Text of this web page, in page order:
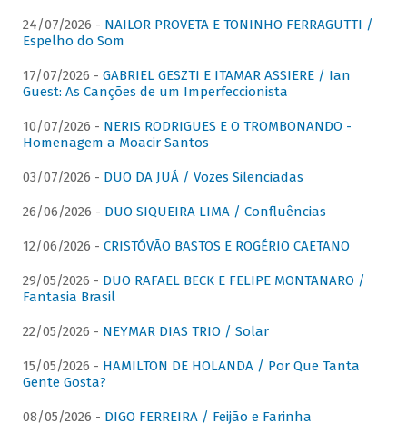
24/07/2026 - NAILOR PROVETA E TONINHO FERRAGUTTI /
Espelho do Som
17/07/2026 - GABRIEL GESZTI E ITAMAR ASSIERE / Ian
Guest: As Canções de um Imperfeccionista
10/07/2026 - NERIS RODRIGUES E O TROMBONANDO -
Homenagem a Moacir Santos
03/07/2026 - DUO DA JUÁ / Vozes Silenciadas
26/06/2026 - DUO SIQUEIRA LIMA / Confluências
12/06/2026 - CRISTÓVÃO BASTOS E ROGÉRIO CAETANO
29/05/2026 - DUO RAFAEL BECK E FELIPE MONTANARO /
Fantasia Brasil
22/05/2026 - NEYMAR DIAS TRIO / Solar
15/05/2026 - HAMILTON DE HOLANDA / Por Que Tanta
Gente Gosta?
08/05/2026 - DIGO FERREIRA / Feijão e Farinha